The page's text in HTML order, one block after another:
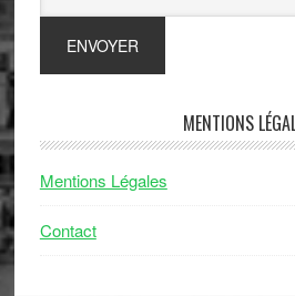
MENTIONS
Mentions Légales
Contact